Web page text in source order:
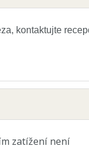
kontaktujte
zatížení není